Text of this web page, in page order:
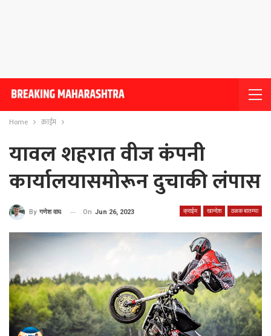
Home क्राईम
यावल शहरात वीज कंपनी
कार्यालयासमोरून दुचाकी लंपास
क्राईम खान्देश ठळक बातम्या
By गणेश वाघ On Jun 26, 2023